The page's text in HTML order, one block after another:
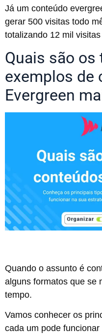
Já um conteúdo
gerar 500 visitas todo
totalizando 12 mil
Quais são os
exemplos de
Evergreen
Quando o assunto é
alguns formatos que se
tempo.
Vamos conhecer os
cada um pode